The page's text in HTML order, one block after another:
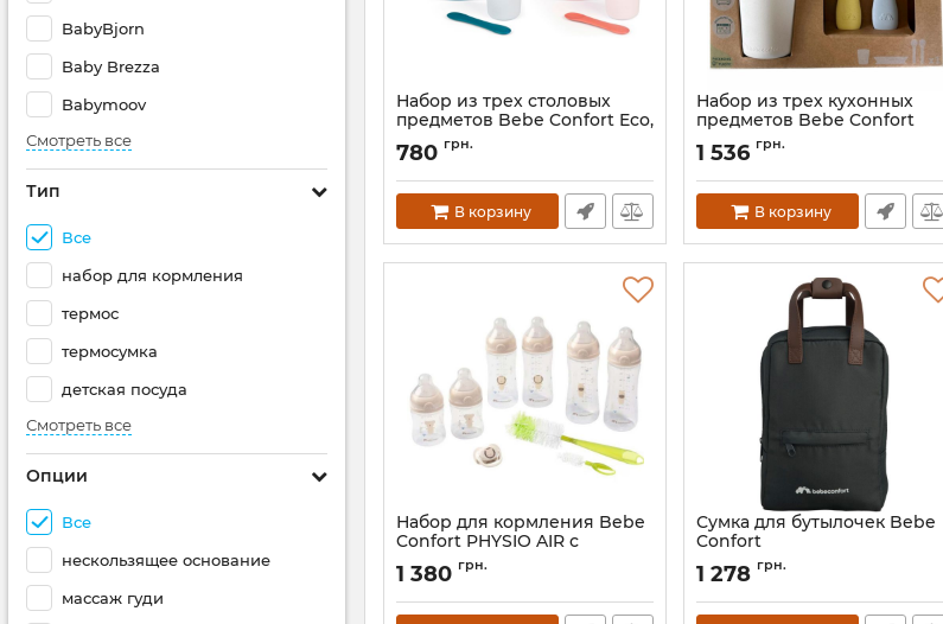
BabyBjorn
Baby Brezza
Babymoov
Смотреть все
Тип
Все
набор для кормления
термос
термосумка
детская посуда
Смотреть все
Опции
Все
нескользящее основание
массаж гуди
Набор из трех столовых
предметов Bebe Confort Eco,
12+ мес
Артикул:
780 грн.
В корзину
Набор из трех кухонных
предметов Bebe Confort
Happy Mealtime 12+ мес
Артикул:
1 536 грн.
В корзину
Набор для кормления Bebe
Confort PHYSIO AIR с
пустышкой и щеточкой
Артикул:
1 380 грн.
Сумка для бутылочек Bebe
Confort
Артикул:3102209230
1 278 грн.